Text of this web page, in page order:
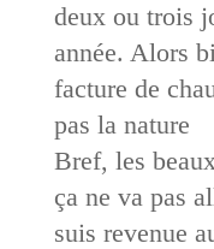
deux ou trois
année. Alors
facture de
pas la nature
Bref, les
ça ne va pas
suis revenue